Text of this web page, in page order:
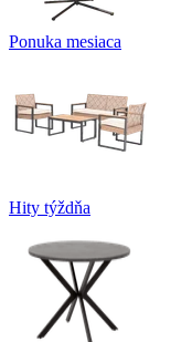
Ponuka mesiaca
Hity týždňa